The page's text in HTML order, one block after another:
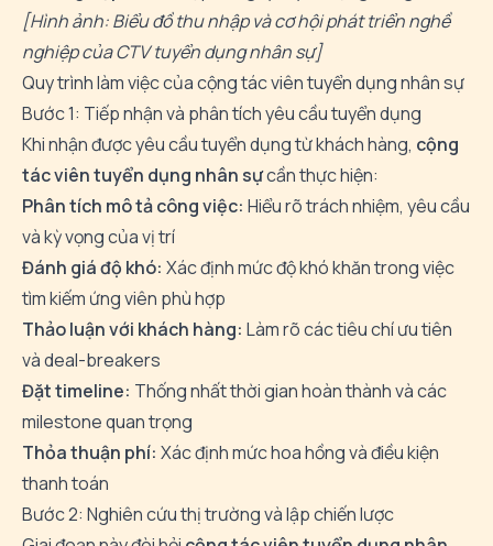
[Hình ảnh: Biểu đồ thu nhập và cơ hội phát triển nghề
nghiệp của CTV tuyển dụng nhân sự]
Quy trình làm việc của cộng tác viên tuyển dụng nhân sự
Bước 1: Tiếp nhận và phân tích yêu cầu tuyển dụng
Khi nhận được yêu cầu tuyển dụng từ khách hàng, cộng
tác viên tuyển dụng nhân sựcần thực hiện:
Phân tích mô tả công việc: Hiểu rõ trách nhiệm, yêu cầu
và kỳ vọng của vị trí
Đánh giá độ khó: Xác định mức độ khó khăn trong việc
tìm kiếm ứng viên phù hợp
Thảo luận với khách hàng: Làm rõ các tiêu chí ưu tiên
và deal-breakers
Đặt timeline: Thống nhất thời gian hoàn thành và các
milestone quan trọng
Thỏa thuận phí: Xác định mức hoa hồng và điều kiện
thanh toán
Bước 2: Nghiên cứu thị trường và lập chiến lược